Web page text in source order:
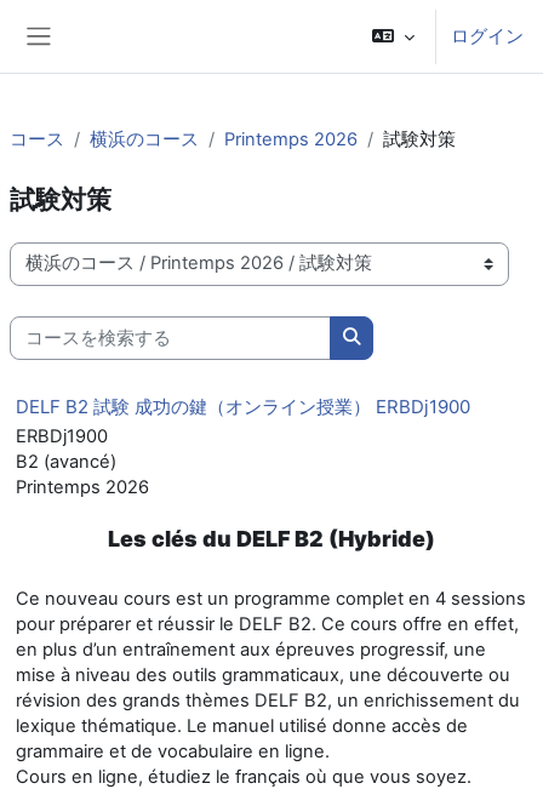
ログイン
コース 横浜のコース Printemps 2026 試験対策
試験対策
コースカテゴリ
コースを検索する
コースを検索する
DELF B2 試験 成功の鍵（オンライン授業） ERBDj1900
ERBDj1900
B2 (avancé)
Printemps 2026
Les clés du DELF B2 (Hybride)
Ce nouveau cours est un programme complet en 4 sessions
pour préparer et réussir le DELF B2. Ce cours offre en effet,
en plus d’un entraînement aux épreuves progressif, une
mise à niveau des outils grammaticaux, une découverte ou
révision des grands thèmes DELF B2, un enrichissement du
lexique thématique. Le manuel utilisé donne accès de
grammaire et de vocabulaire en ligne.
Cours en ligne, étudiez le français où que vous soyez.